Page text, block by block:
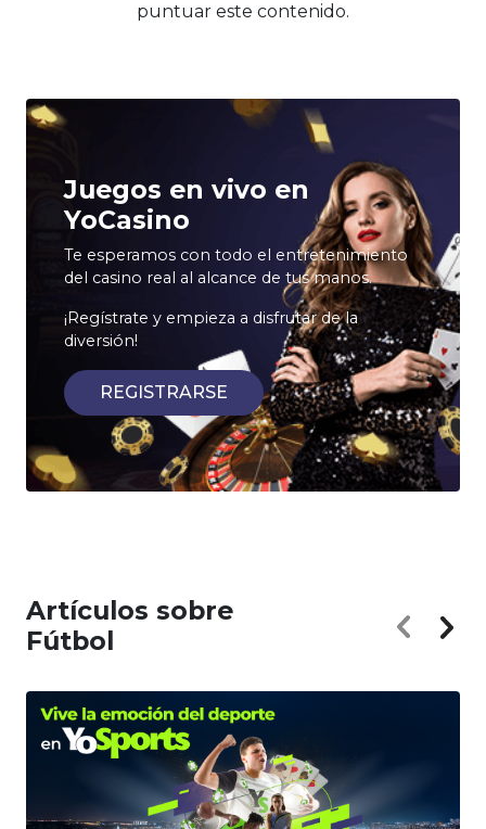
puntuar este contenido.
Juegos en vivo en
YoCasino
Te esperamos con todo el entretenimiento
del casino real al alcance de tus manos.
¡Regístrate y empieza a disfrutar de la
diversión!
REGISTRARSE
Artículos sobre
Fútbol